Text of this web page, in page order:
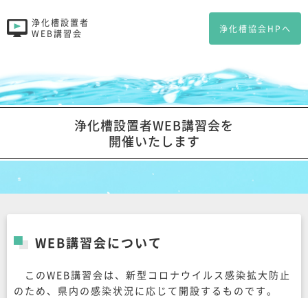
浄化槽設置者
WEB講習会
浄化槽協会HPへ
浄化槽設置者WEB講習会を
開催いたします
WEB講習会について
このWEB講習会は、新型コロナウイルス感染拡大防止
のため、県内の感染状況に応じて開設するものです。